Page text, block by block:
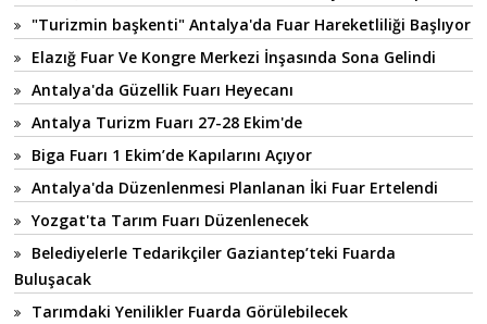
"Turizmin başkenti" Antalya'da Fuar Hareketliliği Başlıyor
Elazığ Fuar Ve Kongre Merkezi İnşasında Sona Gelindi
Antalya'da Güzellik Fuarı Heyecanı
Antalya Turizm Fuarı 27-28 Ekim'de
Biga Fuarı 1 Ekim’de Kapılarını Açıyor
Antalya'da Düzenlenmesi Planlanan İki Fuar Ertelendi
Yozgat'ta Tarım Fuarı Düzenlenecek
Belediyelerle Tedarikçiler Gaziantep’teki Fuarda
Buluşacak
Tarımdaki Yenilikler Fuarda Görülebilecek